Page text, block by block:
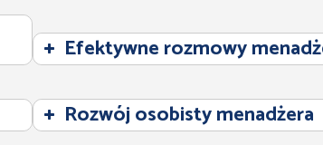
Efektywne rozmowy
Rozwój osobisty menadżera